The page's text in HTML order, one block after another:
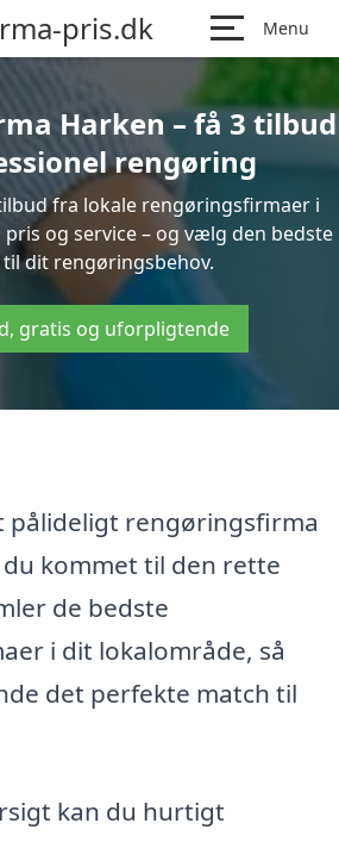
pris.dk Menu
Harken – få 3 tilbud
rengøring
fra lokale rengøringsfirmaer i
og service – og vælg den bedste
dit rengøringsbehov.
gratis og uforpligtende
pålideligt rengøringsfirma
du kommet til den rette
de bedste
i dit lokalområde, så
det perfekte match til
kan du hurtigt